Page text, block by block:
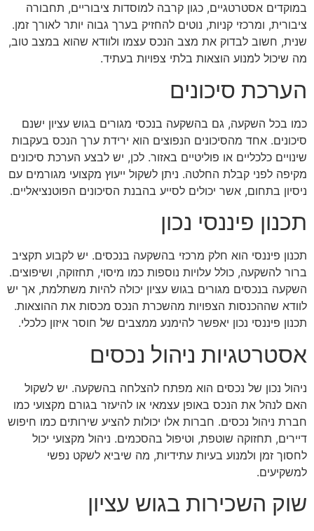
במוקדים אסטרטגיים, כגון קרבה למוסדות ציבוריים, תחבורה
ציבורית, ומרכזי קניות, נוטים להחזיק בערך גבוה יותר לאורך זמן.
שנית, חשוב לבדוק את מצב הנכס עצמו ולוודא שהוא במצב טוב,
מה שיכול למנוע הוצאות בלתי צפויות בעתיד.
הערכת סיכונים
כמו בכל השקעה, גם בהשקעה בנכסי מגורים בגוש עציון ישנם
סיכונים. אחד מהסיכונים הנפוצים הוא ירידת ערך הנכס בעקבות
שינויים כלכליים או פוליטיים באזור. לכן, יש לבצע הערכת סיכונים
מקיפה לפני קבלת החלטה. ניתן לשקול ייעוץ מקצועי מגורמים עם
ניסיון בתחום, אשר יכולים לסייע בהבנת הסיכונים הפוטנציאליים.
תכנון פיננסי נכון
תכנון פיננסי הוא חלק מרכזי בהשקעה בנכסים. יש לקבוע תקציב
ברור להשקעה, כולל עלויות נוספות כמו מיסוי, תחזוקה, ושיפוצים.
השקעה בנכסים מגורים בגוש עציון יכולה להיות משתלמת, אך יש
לוודא שההכנסות הצפויות מהשכרת הנכס מכסות את ההוצאות.
תכנון פיננסי נכון יאפשר להימנע ממצבים של חוסר איזון כלכלי.
אסטרטגיות ניהול נכסים
ניהול נכון של נכסים הוא מפתח להצלחה בהשקעה. יש לשקול
האם לנהל את הנכס באופן עצמאי או להיעזר בגורם מקצועי כמו
חברת ניהול נכסים. חברות אלו יכולות להציע שירותים כמו חיפוש
דיירים, תחזוקה שוטפת, וטיפול בהסכמים. ניהול מקצועי יכול
לחסוך זמן ולמנוע בעיות עתידיות, מה שיביא לשקט נפשי
למשקיעים.
שוק השכירות בגוש עציון